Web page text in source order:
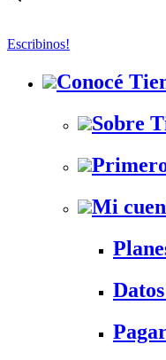
Escribinos!
Conocé
Sobre
Mi